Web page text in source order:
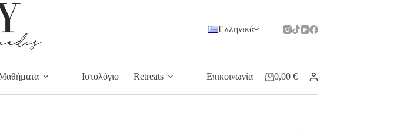
Ελληνικά
Ιστολόγιο Retreats Επικοινωνία 0,00 €